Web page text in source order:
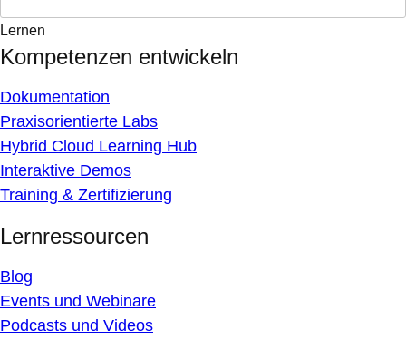
Lernen
Kompetenzen entwickeln
Dokumentation
Praxisorientierte Labs
Hybrid Cloud Learning Hub
Interaktive Demos
Training & Zertifizierung
Lernressourcen
Blog
Events und Webinare
Podcasts und Videos